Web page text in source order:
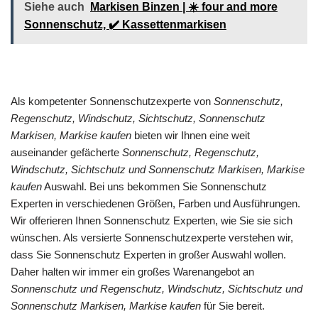
Siehe auch
Markisen Binzen | ☀️ four and more
Sonnenschutz, ✔️ Kassettenmarkisen
Als kompetenter Sonnenschutzexperte von Sonnenschutz,
Regenschutz, Windschutz, Sichtschutz, Sonnenschutz
Markisen, Markise kaufen bieten wir Ihnen eine weit
auseinander gefächerte Sonnenschutz, Regenschutz,
Windschutz, Sichtschutz und Sonnenschutz Markisen, Markise
kaufenAuswahl. Bei uns bekommen Sie Sonnenschutz
Experten in verschiedenen Größen, Farben und Ausführungen.
Wir offerieren Ihnen Sonnenschutz Experten, wie Sie sie sich
wünschen. Als versierte Sonnenschutzexperte verstehen wir,
dass Sie Sonnenschutz Experten in großer Auswahl wollen.
Daher halten wir immer ein großes Warenangebot an
Sonnenschutz und Regenschutz, Windschutz, Sichtschutz und
Sonnenschutz Markisen, Markise kaufen für Sie bereit.